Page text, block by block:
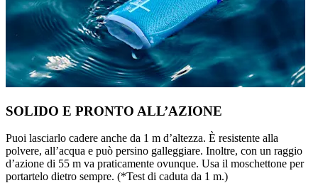
SOLIDO E PRONTO ALL’AZIONE
Puoi lasciarlo cadere anche da 1 m d’altezza. È resistente alla
polvere, all’acqua e può persino galleggiare. Inoltre, con un raggio
d’azione di 55 m va praticamente ovunque. Usa il moschettone per
portartelo dietro sempre. (*Test di caduta da 1 m.)